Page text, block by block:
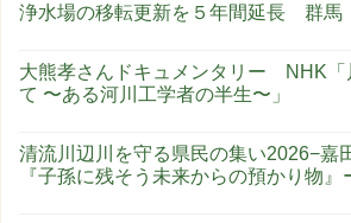
浄水場の移転更新を５年間延長 群馬
大熊孝さんドキュメンタリー NHK「
て 〜ある河川工学者の半生〜」
清流川辺川を守る県民の集い2026−嘉
『子孫に残そう未来からの預かり物